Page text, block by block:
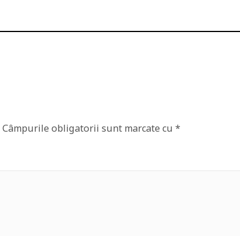
Câmpurile obligatorii sunt marcate cu *